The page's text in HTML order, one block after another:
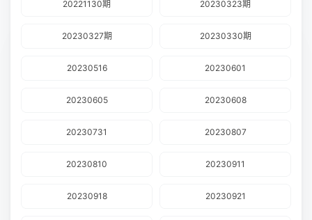
20221130期 20230323期
20230327期 20230330期
20230516 20230601
20230605 20230608
20230731 20230807
20230810 20230911
20230918 20230921